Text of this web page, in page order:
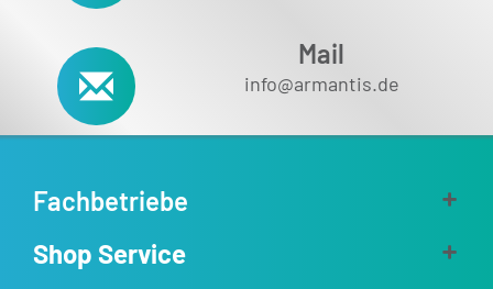
Mail
info@armantis.de
Fachbetriebe
Shop Service